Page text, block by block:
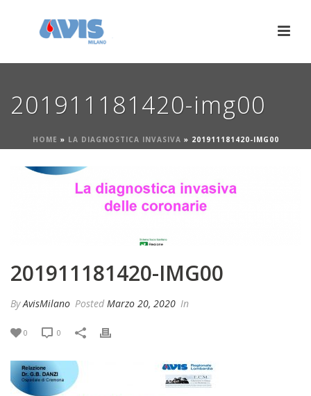
201911181420-img00
HOME » LA DIAGNOSTICA INVASIVA » 201911181420-IMG00
201911181420-IMG00
ByAvisMilano Posted Marzo 20, 2020 In
0 0